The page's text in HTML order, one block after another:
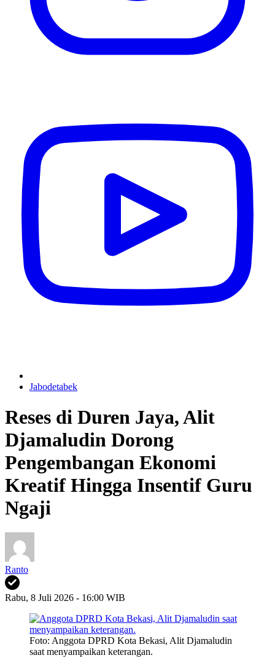
Jabodetabek
Reses di Duren Jaya, Alit
Djamaludin Dorong
Pengembangan Ekonomi
Kreatif Hingga Insentif Guru
Ngaji
Ranto
Rabu, 8 Juli 2026 - 16:00 WIB
Foto: Anggota DPRD Kota Bekasi, Alit Djamaludin
saat menyampaikan keterangan.